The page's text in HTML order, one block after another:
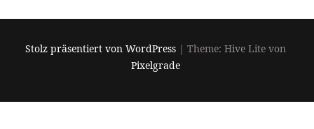
Stolz präsentiert von WordPress | Theme: Hive Lite von
Pixelgrade